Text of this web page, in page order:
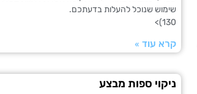
שימוש שנוכל להעלות בדעתכם.
130)>
קרא עוד »
ניקוי ספות מבצע